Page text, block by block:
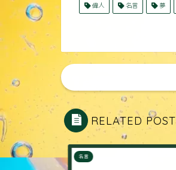
偉人 名言 夢
RELATED POST
名言